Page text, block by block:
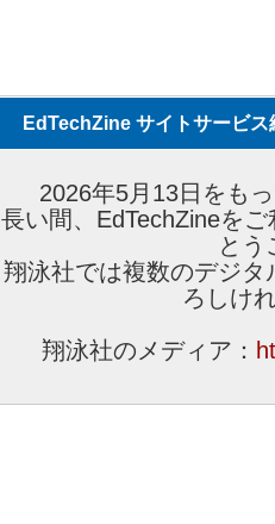
EdTechZine サイトサービス
2026年5月13日をも
長い間、EdTechZineを
とう
翔泳社では複数のデジ
ろしけ
翔泳社のメディア：